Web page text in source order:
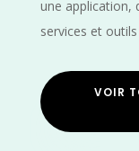
une application,
services et
VOIR